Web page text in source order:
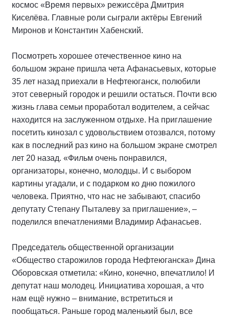
космос «Время первых» режиссёра Дмитрия
Киселёва. Главные роли сыграли актёры Евгений
Миронов и Константин Хабенский.
Посмотреть хорошее отечественное кино на
большом экране пришла чета Афанасьевых, которые
35 лет назад приехали в Нефтеюганск, полюбили
этот северный городок и решили остаться. Почти всю
жизнь глава семьи проработал водителем, а сейчас
находится на заслуженном отдыхе. На приглашение
посетить кинозал с удовольствием отозвался, потому
как в последний раз кино на большом экране смотрел
лет 20 назад. «Фильм очень понравился,
организаторы, конечно, молодцы. И с выбором
картины угадали, и с подарком ко дню пожилого
человека. Приятно, что нас не забывают, спасибо
депутату Степану Пыталеву за приглашение», –
поделился впечатлениями Владимир Афанасьев.
Председатель общественной организации
«Общество старожилов города Нефтеюганска» Дина
Оборовская отметила: «Кино, конечно, впечатлило! И
депутат наш молодец. Инициатива хорошая, а что
нам ещё нужно – внимание, встретиться и
пообщаться. Раньше город маленький был, все